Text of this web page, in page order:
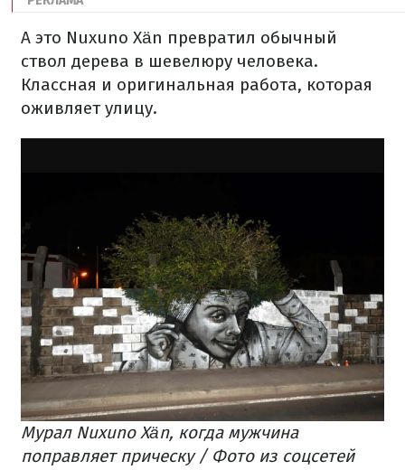
А это Nuxuno Xän превратил обычный
ствол дерева в шевелюру человека.
Классная и оригинальная работа, которая
оживляет улицу.
Мурал Nuxuno Xän, когда мужчина
поправляет прическу / Фото из соцсетей